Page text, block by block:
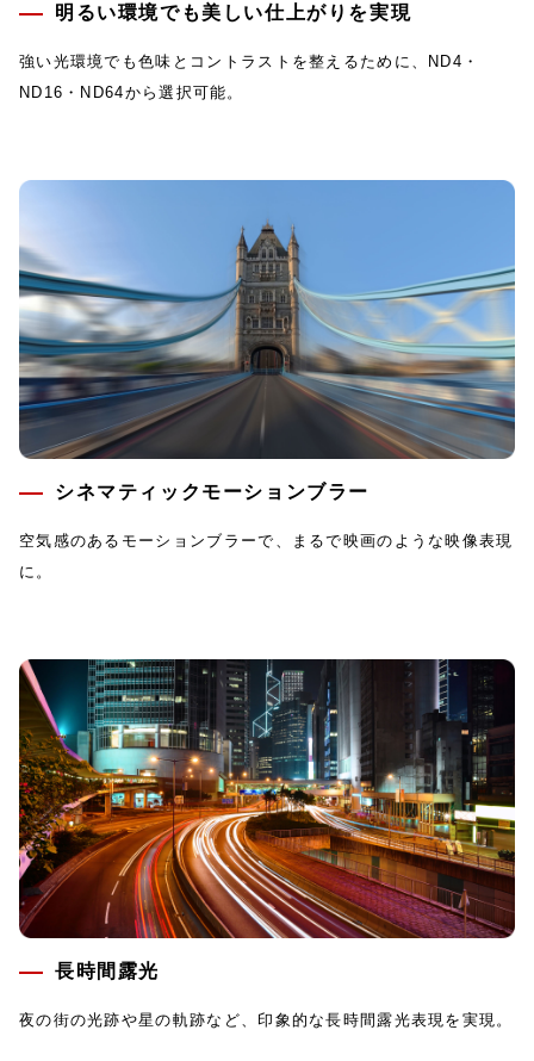
明るい環境でも美しい仕上がりを実現
強い光環境でも色味とコントラストを整えるために、ND4・
ND16・ND64から選択可能。
シネマティックモーションブラー
空気感のあるモーションブラーで、まるで映画のような映像表現
に。
長時間露光
夜の街の光跡や星の軌跡など、印象的な長時間露光表現を実現。